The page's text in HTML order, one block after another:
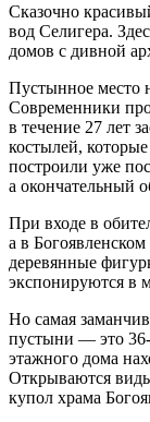
Сказочно
вод Селигера.
домов с дивной
Пустынное место
Современники
в течение 27 лет
костылей,
построили уже
а окончательный
При входе в
а в
деревянные
экспонируются в
Но самая
пустыни — это 36-
этажного дома
Открываются
купол храма